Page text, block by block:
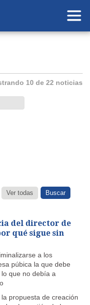
10 de 22 noticias
Ver todas
del director de
qué sigue sin
a los
púbica la que debe
que no debía a
propuesta de creación